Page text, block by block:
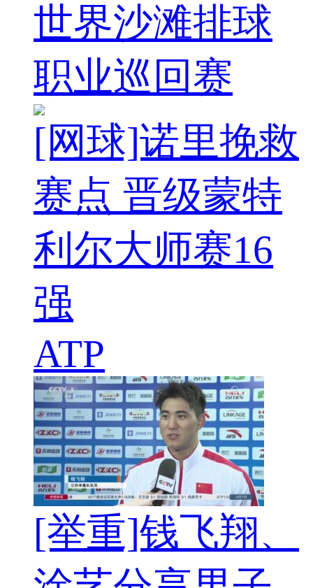
世界沙滩排球
职业巡回赛
[网球]诺里挽救
赛点 晋级蒙特
利尔大师赛16
强
ATP
[举重]钱飞翔、